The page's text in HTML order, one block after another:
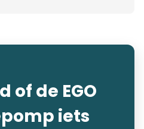
of de EGO
iets